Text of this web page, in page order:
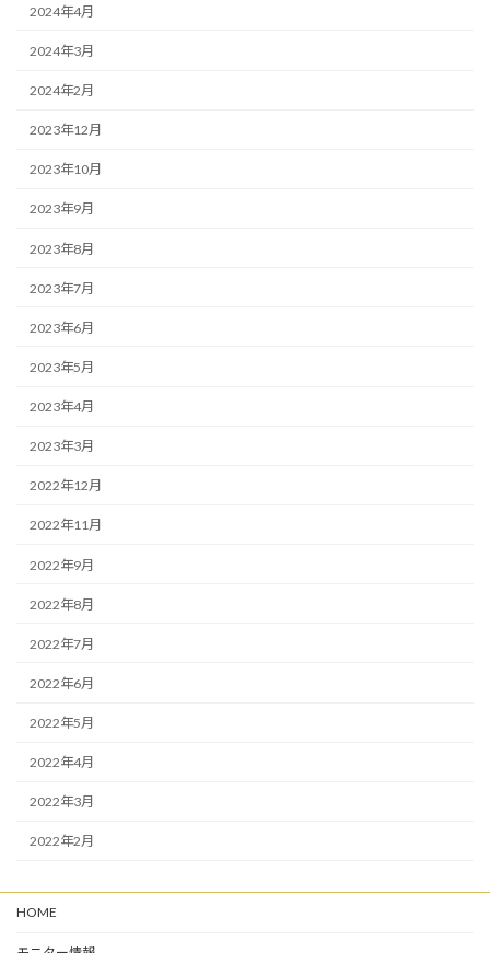
2024年4月
2024年3月
2024年2月
2023年12月
2023年10月
2023年9月
2023年8月
2023年7月
2023年6月
2023年5月
2023年4月
2023年3月
2022年12月
2022年11月
2022年9月
2022年8月
2022年7月
2022年6月
2022年5月
2022年4月
2022年3月
2022年2月
HOME